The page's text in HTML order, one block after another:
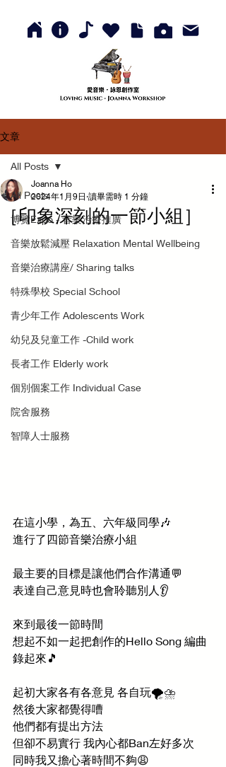
文章
All Posts
博覽Expo - 音樂治療推廣
音樂放鬆減壓 Relaxation Mental Wellbeing
音樂治療講座/ Sharing talks
特殊學校 Special School
青少年工作 Adolescents Work
幼兒及兒童工作 -Child work
長者工作 Elderly work
個別個案工作 Individual Case
院舍服務
智障人士服務
All Posts
［印象深刻的一節小組］
Joanna Ho
2024年1月9日 讀畢需時 1 分鐘
在這小學，為五、六年級同學🎶
進行了四節音樂治療小組
最主要的目標是讓他們合作溝通💬
表達自己意見時也會聆聽別人👂
來到最後一節時間
想起不如一起把創作的Hello Song 編曲
錄起來🎵
起初大家各有各意見 各自玩🌪️⛈️
然後大家都覺得嘈
他們都有提出方法
但卻不易實行 我內心都Ban左好多次
同時我又擔心著時間不夠😩